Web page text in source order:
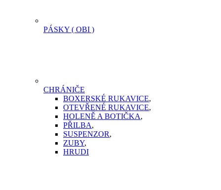
PÁSKY ( OBI )
CHRÁNIČE
BOXERSKÉ RUKAVICE,
OTEVŘENÉ RUKAVICE,
HOLENĚ A BOTIČKA,
PŘILBA,
SUSPENZOR,
ZUBY,
HRUDI